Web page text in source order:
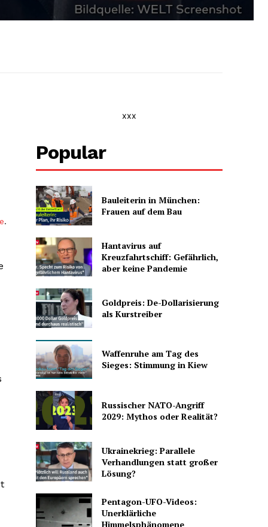
.
xxx
Popular
Bauleiterin in München:
Frauen auf dem Bau
Hantavirus auf
Kreuzfahrtschiff: Gefährlich,
aber keine Pandemie
Goldpreis: De-Dollarisierung
als Kurstreiber
Waffenruhe am Tag des
Sieges: Stimmung in Kiew
Russischer NATO-Angriff
2029: Mythos oder Realität?
Ukrainekrieg: Parallele
Verhandlungen statt großer
Lösung?
Pentagon-UFO-Videos:
Unerklärliche
Himmelsphänomene